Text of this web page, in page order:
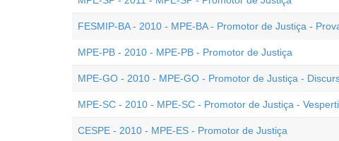
FESMIP-BA - 2010 - MPE-BA - Promotor de Justiça -
MPE-PB - 2010 - MPE-PB - Promotor de Justiça
MPE-GO - 2010 - MPE-GO - Promotor de Justiça -
MPE-SC - 2010 - MPE-SC - Promotor de Justiça -
CESPE - 2010 - MPE-ES - Promotor de Justiça